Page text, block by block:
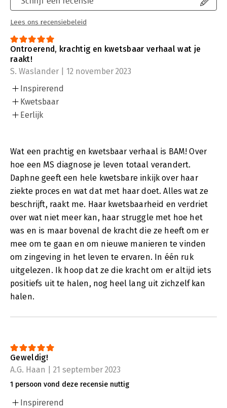
Lees ons recensiebeleid
Ontroerend, krachtig en kwetsbaar verhaal wat je
raakt!
S. Waslander | 12 november 2023
Inspirerend
Kwetsbaar
Eerlijk
Wat een prachtig en kwetsbaar verhaal is BAM! Over
hoe een MS diagnose je leven totaal verandert.
Daphne geeft een hele kwetsbare inkijk over haar
ziekte proces en wat dat met haar doet. Alles wat ze
beschrijft, raakt me. Haar kwetsbaarheid en verdriet
over wat niet meer kan, haar struggle met hoe het
was en is maar bovenal de kracht die ze heeft om er
mee om te gaan en om nieuwe manieren te vinden
om zingeving in het leven te ervaren. In één ruk
uitgelezen. Ik hoop dat ze die kracht om er altijd iets
positiefs uit te halen, nog heel lang uit zichzelf kan
halen.
Geweldig!
A.G. Haan | 21 september 2023
1 persoon vond deze recensie nuttig
Inspirerend